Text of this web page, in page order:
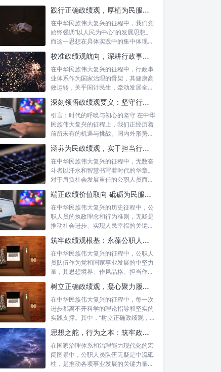
践行正确政绩观，厚植为民服务根基：迈向高质量发展的根本遵循
在中华民族伟大复兴的征程中，我们党
始终强调“以人民为中心”的发展思想。
而这一思想在具体实践中的集中体现，
校准政绩观航向，深耕行政事业本职：新时代高质量发展的双重 imperative
在中华民族伟大复兴的征程中，行政事
业体系作为国家治理的骨架，其健康高
效运转，关乎国计民生，牵动发展全
深刻领悟政绩观要义：坚守行政事业初心，绘就为民服务新篇章
引言：时代的呼唤与初心的坚守 在中华
民族伟大复兴的征程上，我们正经历着
前所未有的机遇与挑战。国内外形势复
涵养为民政绩观，实干担当行稳致远：新时代公仆的价值坐标与实践航向
在中华民族伟大复兴的征程中，无数奋
斗者以汗水和智慧书写着时代的华章。
对于肩负社会发展重任的公职人员而
端正政绩价值取向 砥砺为民服务初心：新时代公仆的责任与担当
在中华民族伟大复兴的历史征程中，公
职人员的执政理念和行为准则，无疑是
推动社会进步、实现人民幸福的关键所
筑牢政绩观根基：永葆公职人员本色的时代考量与实践路径
在中华民族伟大复兴的征程中，公职人
员队伍作为党和国家事业发展的中坚力
量，其思想境界、作风品格、担当作为
树立正确政绩观，凝心聚力履职尽责：新时代下的治理智慧与实践路径
在中华民族伟大复兴的征程中，每一次
进步都离不开科学的理论指导和坚实的
实践支撑。其中，“树立正确政绩观，凝
思想之舵，行为之本：筑牢政绩观根基，永葆公职人员本色
在国家治理体系和治理能力现代化的宏
阔图景中，公职人员队伍无疑是中流砥
柱，是推动各项事业发展的关键力量。